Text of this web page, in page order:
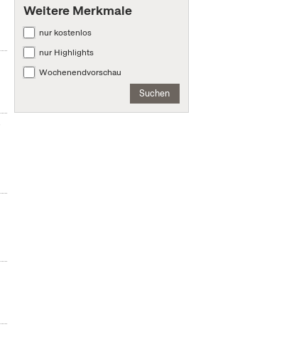
Weitere Merkmale
nur kostenlos
nur Highlights
Wochenendvorschau
Suchen